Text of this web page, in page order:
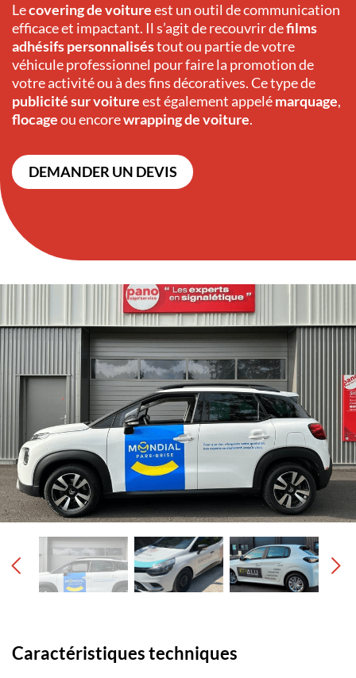
Lecovering de voitureest un outil de communication
efficace et impactant. Il s’agit de recouvrir defilms
adhésifs personnaliséstout ou partie de votre
véhicule professionnel pour faire la promotion de
votre activité ou à des fins décoratives. Ce type de
publicité sur voitureest également appelémarquage,
flocageou encorewrapping de voiture.
DEMANDER UN DEVIS
Caractéristiques techniques